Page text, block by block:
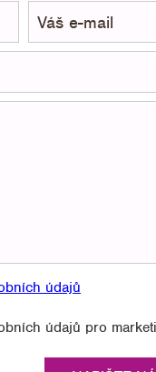
údajů
údajů pro